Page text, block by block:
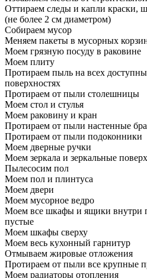
Оттираем следы и капли краски,
(не более 2 см диаметром)
Собираем мусор
Меняем пакеты в мусорных
Моем грязную посуду в раковине
Моем плиту
Протираем пыль на всех
поверхностях
Протираем от пыли столешницы
Моем стол и стулья
Моем раковину и кран
Протираем от пыли настенные бра
Протираем от пыли подоконники
Моем дверные ручки
Моем зеркала и зеркальные
Пылесосим пол
Моем пол и плинтуса
Моем двери
Моем мусорное ведро
Моем все шкафы и ящики внутри
пустые
Моем шкафы сверху
Моем весь кухонный гарнитур
Отмываем жировые отложения
Протираем от пыли все крупные
Моем радиаторы отопления